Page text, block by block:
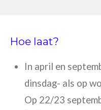
Hoe laat?
In april en
dinsdag- als op
Op 22/23